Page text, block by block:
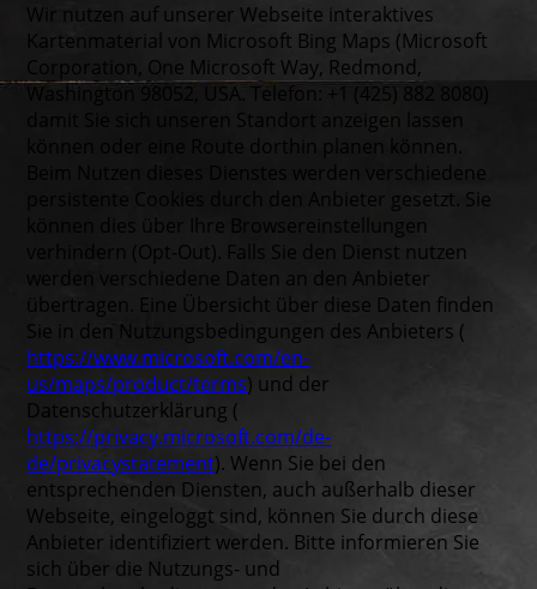
Wir nutzen auf unserer Webseite interaktives
Kartenmaterial von Microsoft Bing Maps (Microsoft
Corporation, One Microsoft Way, Redmond,
Washington 98052, USA. Telefon: +1 (425) 882 8080)
damit Sie sich unseren Standort anzeigen lassen
können oder eine Route dorthin planen können.
Beim Nutzen dieses Dienstes werden verschiedene
persistente Cookies durch den Anbieter gesetzt. Sie
können dies über Ihre Browsereinstellungen
verhindern (Opt-Out). Falls Sie den Dienst nutzen
werden verschiedene Daten an den Anbieter
übertragen. Eine Übersicht über diese Daten finden
Sie in den Nutzungsbedingungen des Anbieters (
https://www.microsoft.com/en-
us/maps/product/terms) und der
Datenschutzerklärung (
https://privacy.microsoft.com/de-
de/privacystatement). Wenn Sie bei den
entsprechenden Diensten, auch außerhalb dieser
Webseite, eingeloggt sind, können Sie durch diese
Anbieter identifiziert werden. Bitte informieren Sie
sich über die Nutzungs- und